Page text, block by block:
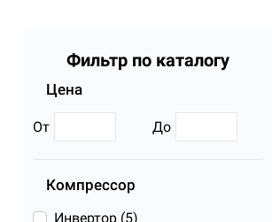
Фильтр по каталогу
Цена
От До
Компрессор
Инвертор (5)